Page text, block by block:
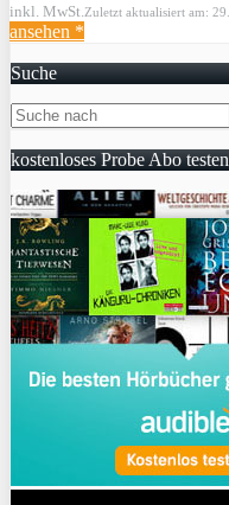
inkl. MwSt. Zuletzt aktualisiert am:
ansehen *
Suche
kostenloses Probe Abo testen